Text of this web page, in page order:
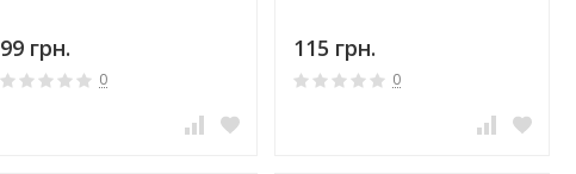
99 грн.
0
115 грн.
0